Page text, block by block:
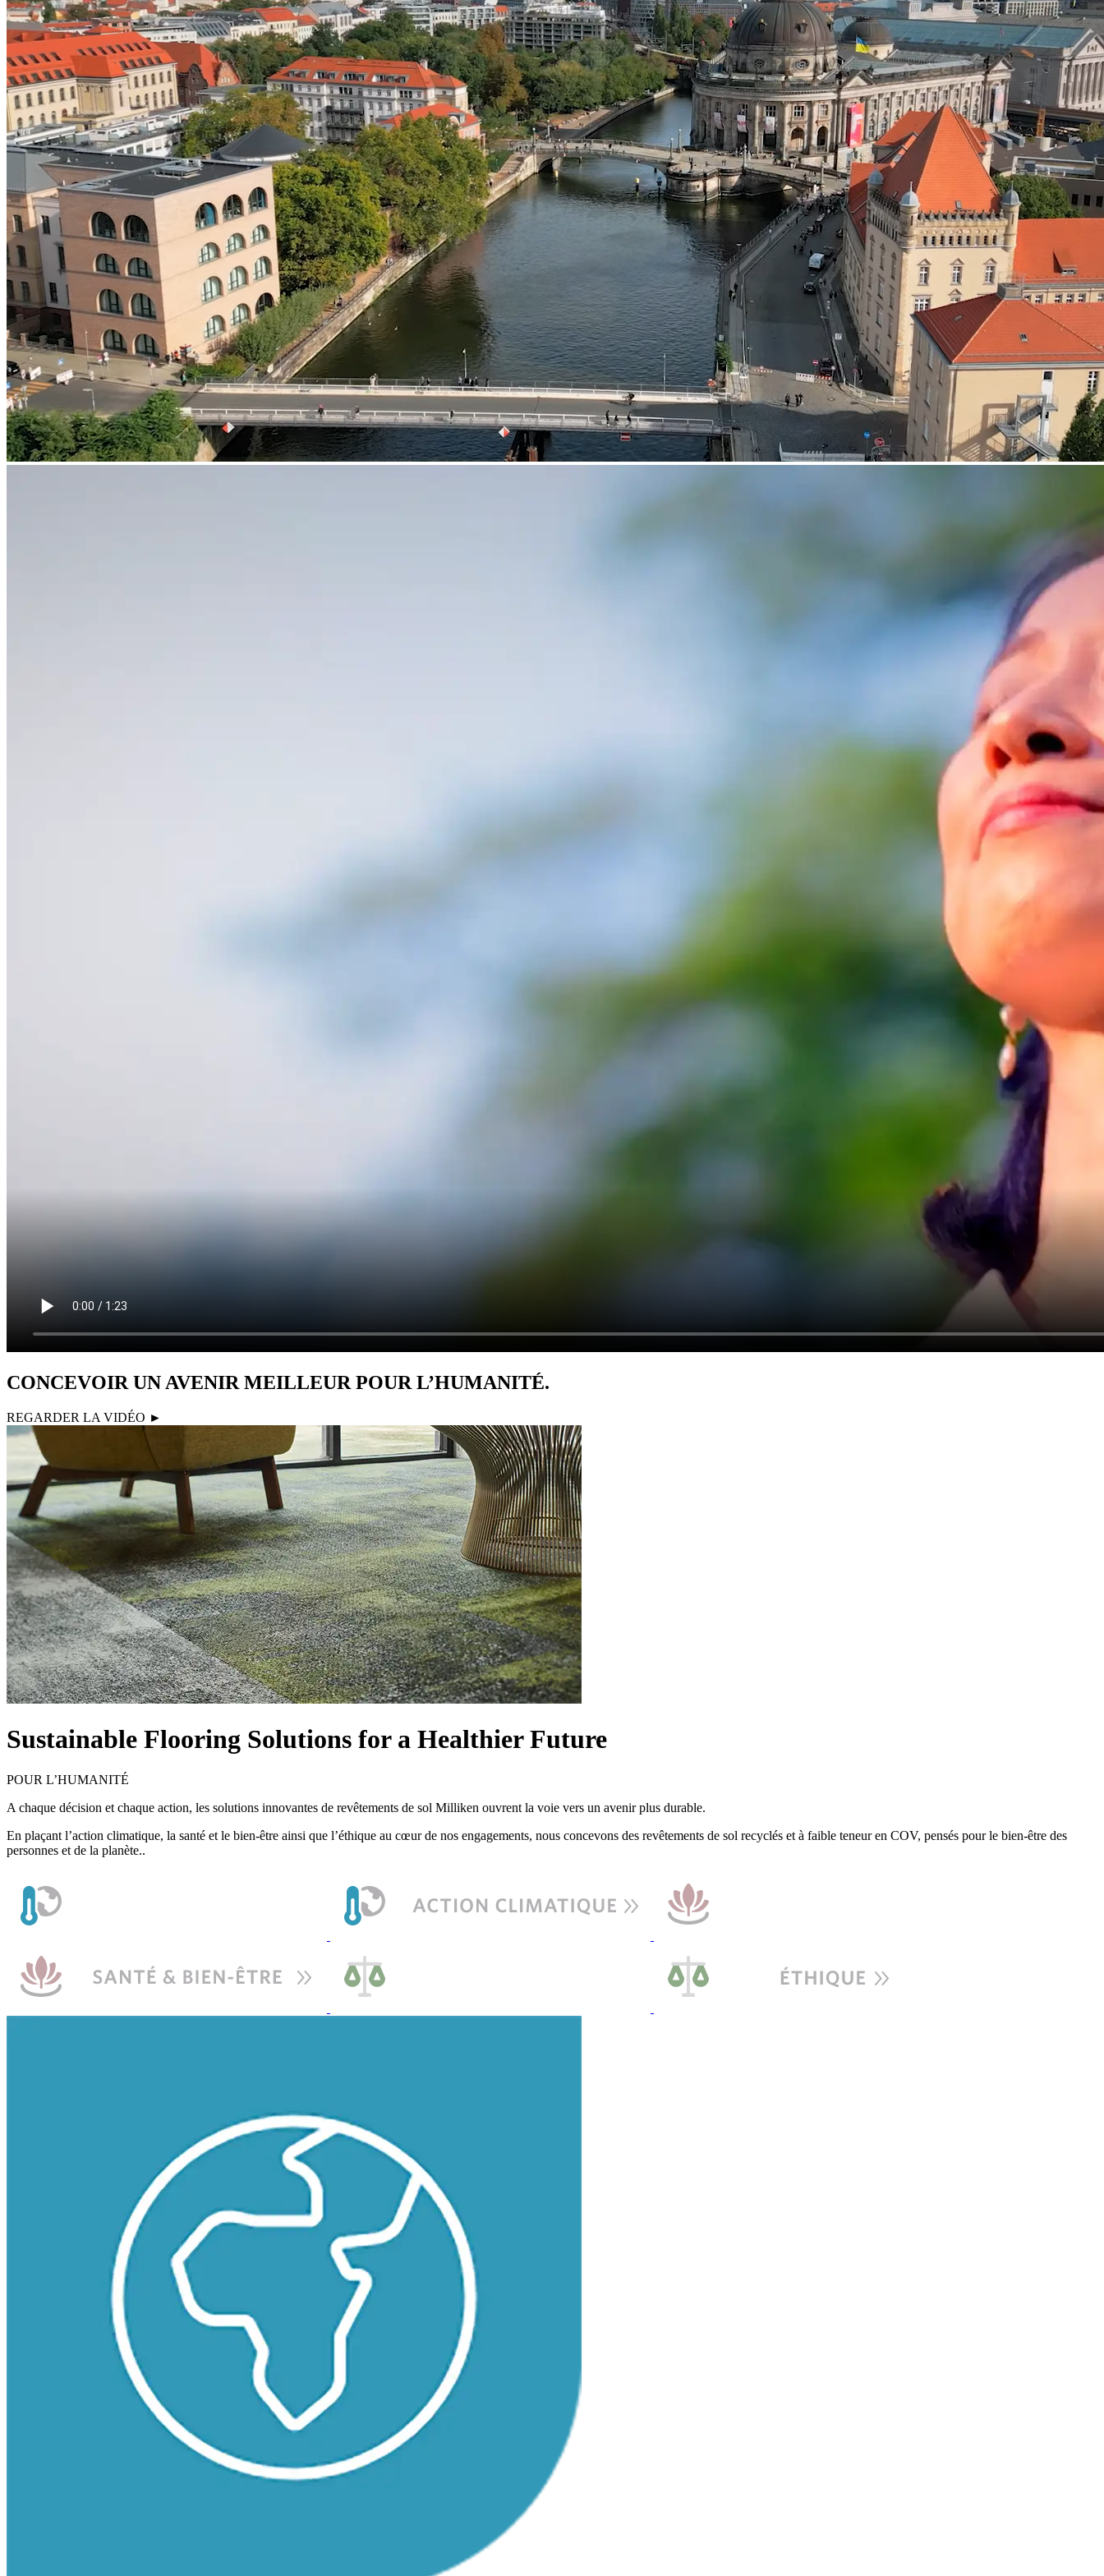
CONCEVOIR UN AVENIR MEILLEUR POUR L’HUMANITÉ.
REGARDER LA VIDÉO ►
Sustainable Flooring Solutions for a Healthier Future
POUR L’HUMANITÉ
A chaque décision et chaque action, les solutions innovantes de revêtements de sol Milliken ouvrent la voie vers un avenir plus durable.
En plaçant l’action climatique, la santé et le bien-être ainsi que l’éthique au cœur de nos engagements, nous concevons des revêtements de sol recyclés et à faible teneur en COV, pensés pour le bien-être des
personnes et de la planète..